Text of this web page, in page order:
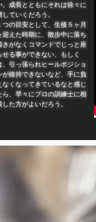
。成長とともにそれは徐々に
していくだろう。
つの目安として、生後５ヶ月
迎えた時期に、散歩中に落ち
きがなくコマンドでじっと座
せる事ができない、もしく
、引っ張られヒールポジショ
が維持できないなど、手に負
なくなってきているなと感じ
ら、早々にプロの訓練士に相
した方がよいだろう。